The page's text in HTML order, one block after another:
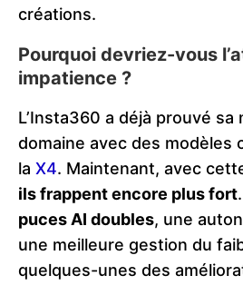
créations​.
Pourquoi devriez-vous
impatience ?
L’Insta360 a déjà prouvé sa
domaine avec des modèles
la X4. Maintenant, avec
ils frappent encore plus fort
puces AI doubles, une
une meilleure gestion du
quelques-unes des